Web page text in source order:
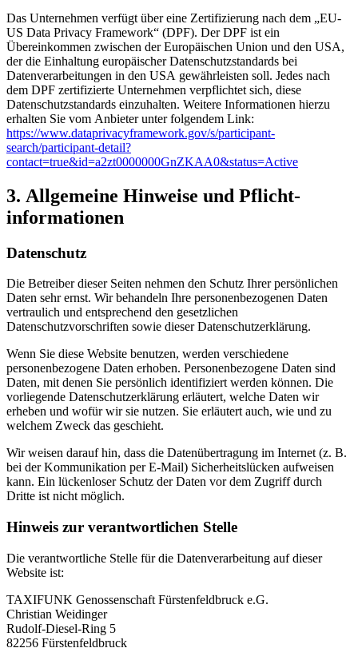
Das Unternehmen verfügt über eine Zertifizierung nach dem „EU-
US Data Privacy Framework“ (DPF). Der DPF ist ein
Übereinkommen zwischen der Europäischen Union und den USA,
der die Einhaltung europäischer Datenschutzstandards bei
Datenverarbeitungen in den USA gewährleisten soll. Jedes nach
dem DPF zertifizierte Unternehmen verpflichtet sich, diese
Datenschutzstandards einzuhalten. Weitere Informationen hierzu
erhalten Sie vom Anbieter unter folgendem Link:
https://www.dataprivacyframework.gov/s/participant-
search/participant-detail?
contact=true&id=a2zt0000000GnZKAA0&status=Active
3. Allgemeine Hinweise und Pflicht­
informationen
Datenschutz
Die Betreiber dieser Seiten nehmen den Schutz Ihrer persönlichen
Daten sehr ernst. Wir behandeln Ihre personenbezogenen Daten
vertraulich und entsprechend den gesetzlichen
Datenschutzvorschriften sowie dieser Datenschutzerklärung.
Wenn Sie diese Website benutzen, werden verschiedene
personenbezogene Daten erhoben. Personenbezogene Daten sind
Daten, mit denen Sie persönlich identifiziert werden können. Die
vorliegende Datenschutzerklärung erläutert, welche Daten wir
erheben und wofür wir sie nutzen. Sie erläutert auch, wie und zu
welchem Zweck das geschieht.
Wir weisen darauf hin, dass die Datenübertragung im Internet (z. B.
bei der Kommunikation per E-Mail) Sicherheitslücken aufweisen
kann. Ein lückenloser Schutz der Daten vor dem Zugriff durch
Dritte ist nicht möglich.
Hinweis zur verantwortlichen Stelle
Die verantwortliche Stelle für die Datenverarbeitung auf dieser
Website ist:
TAXIFUNK Genossenschaft Fürstenfeldbruck e.G.
Christian Weidinger
Rudolf-Diesel-Ring 5
82256 Fürstenfeldbruck